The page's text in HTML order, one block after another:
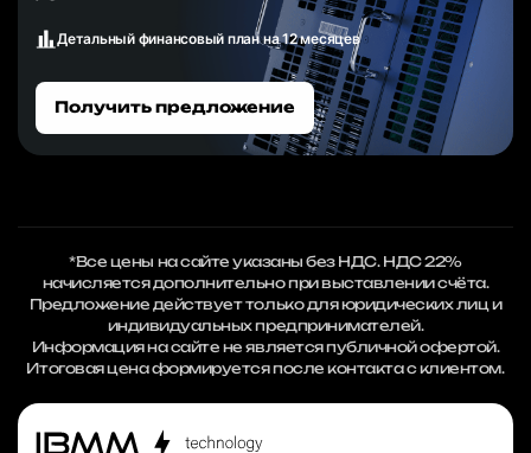
Детальный финансовый план на 12 месяцев
Получить предложение
*Все цены на сайте указаны без НДС. НДС 22%
начисляется дополнительно при выставлении счёта.
Предложение действует только для юридических лиц и
индивидуальных предпринимателей.
Информация на сайте не является публичной офертой.
Итоговая цена формируется после контакта с клиентом.